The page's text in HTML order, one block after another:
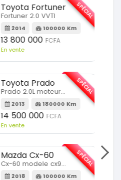
Toyota Fortuner
Fortuner 2.0 VVTI
2014 100000 Km
13 800 000FCFA
En vente
SPÉCIAL
Toyota Prado
Prado 2.0L moteur d4d
2013 180000 Km
14 500 000FCFA
En vente
SPÉCIAL
Mazda Cx-60
Cx-60 modele cx9 full option
2018 100000 Km
SPÉCIAL